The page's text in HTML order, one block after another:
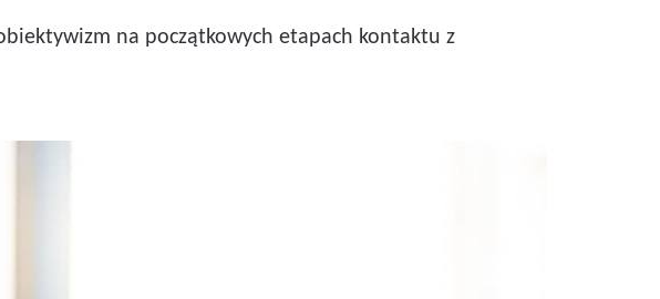
na początkowych etapach kontaktu z